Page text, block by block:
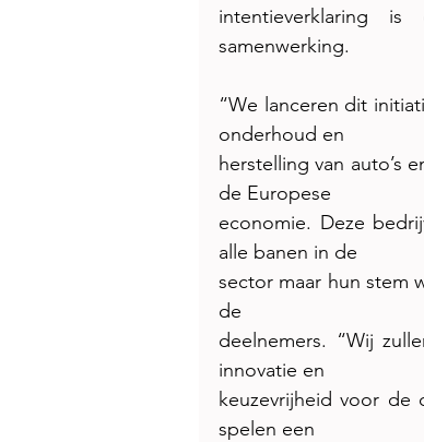
intentieverklaring
samenwerking.
“We lanceren dit
onderhoud en
herstelling van auto’s
de Europese
economie. Deze
alle banen in de
sector maar hun stem
de
deelnemers. “Wij
innovatie en
keuzevrijheid voor de
spelen een